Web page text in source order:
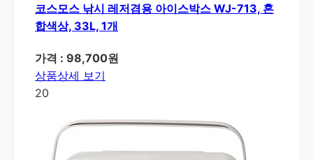
코스모스 낚시 레저겸용 아이스박스 WJ-713, 혼
합색상, 33L, 1개
가격 : 98,700원
상품상세 보기
20